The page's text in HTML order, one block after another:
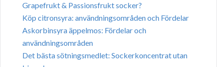
Grapefrukt & Passionsfrukt socker?
Köp citronsyra: användningsområden och Fördelar
Askorbinsyra äppelmos: Fördelar och
användningsområden
Det bästa sötningsmedlet: Sockerkoncentrat utan